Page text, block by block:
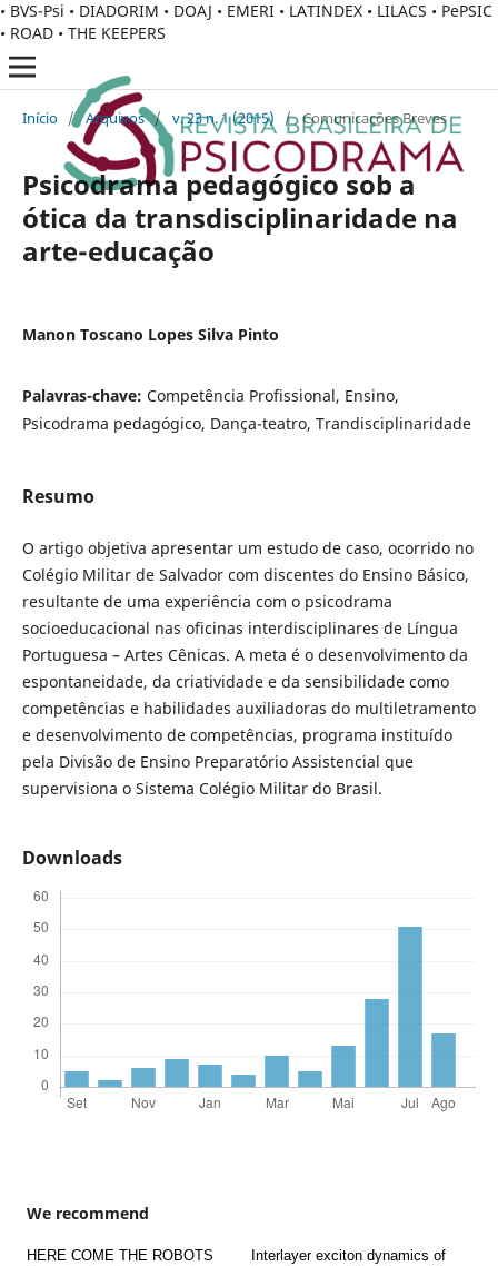
• BVS-Psi • DIADORIM • DOAJ • EMERI • LATINDEX • LILACS • PePSIC
• ROAD • THE KEEPERS
Início / Arquivos / v. 23 n. 1 (2015) / Comunicações Breves
Psicodrama pedagógico sob a
ótica da transdisciplinaridade na
arte-educação
Manon Toscano Lopes Silva Pinto
Palavras-chave: Competência Profissional, Ensino,
Psicodrama pedagógico, Dança-teatro, Trandisciplinaridade
Resumo
O artigo objetiva apresentar um estudo de caso, ocorrido no
Colégio Militar de Salvador com discentes do Ensino Básico,
resultante de uma experiência com o psicodrama
socioeducacional nas oficinas interdisciplinares de Língua
Portuguesa – Artes Cênicas. A meta é o desenvolvimento da
espontaneidade, da criatividade e da sensibilidade como
competências e habilidades auxiliadoras do multiletramento
e desenvolvimento de competências, programa instituído
pela Divisão de Ensino Preparatório Assistencial que
supervisiona o Sistema Colégio Militar do Brasil.
Downloads
We recommend
HERE COME THE ROBOTS
Interlayer exciton dynamics of